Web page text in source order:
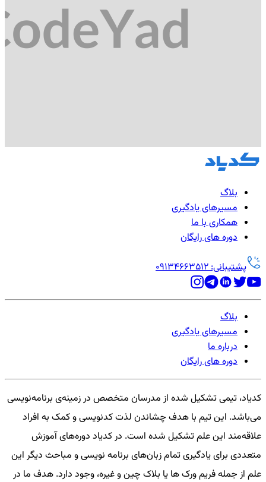
بلاگ
مسیرهای یادگیری
همکاری با ما
دوره های رایگان
پشتیبانی: 09134663512
بلاگ
مسیرهای یادگیری
درباره ما
دوره های رایگان
کدیاد، تیمی تشکیل شده از مدرسان متخصص در زمینه‌ی برنامه‌نویسی
می‌باشد. این تیم با هدف چشاندن لذت کدنویسی و کمک به افراد
علاقه‌مند این علم تشکیل شده است. در کدیاد دوره‌های آموزش
متعددی برای یادگیری تمام زبان‌های برنامه نویسی و مباحث دیگر این
علم از جمله فریم ورک ها یا بلاک چین و غیره، وجود دارد. هدف ما در